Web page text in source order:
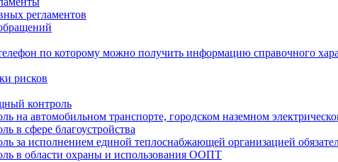
регламентов
по которому можно получить информацию справочного
рисков
контроль
на автомобильном транспорте, городском наземном
в сфере благоустройства
за исполнением единой теплоснабжающей организацией
в области охраны и использования ООПТ